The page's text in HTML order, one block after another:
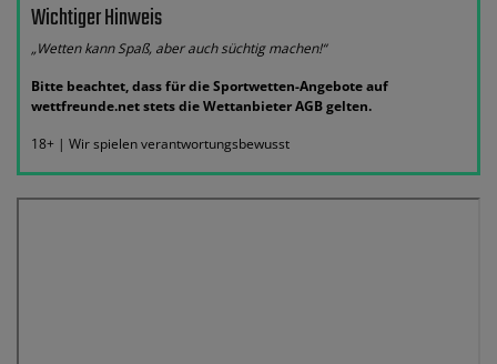
Wichtiger Hinweis
„Wetten kann Spaß, aber auch süchtig machen!“
Bitte beachtet, dass für die Sportwetten-Angebote auf
wettfreunde.net stets die Wettanbieter AGB gelten.
18+ | Wir spielen verantwortungsbewusst